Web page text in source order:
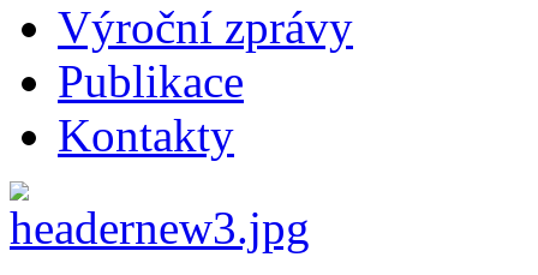
Výroční zprávy
Publikace
Kontakty